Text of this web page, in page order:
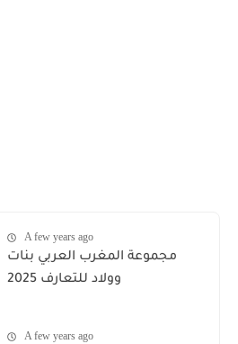
A few years ago
مجموعة المغرب العربي بنات
وولاد للتعارف 2025
A few years ago